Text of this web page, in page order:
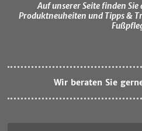
Auf unserer Seite finden
Produktneuheiten und Tipps &
Wir beraten Sie